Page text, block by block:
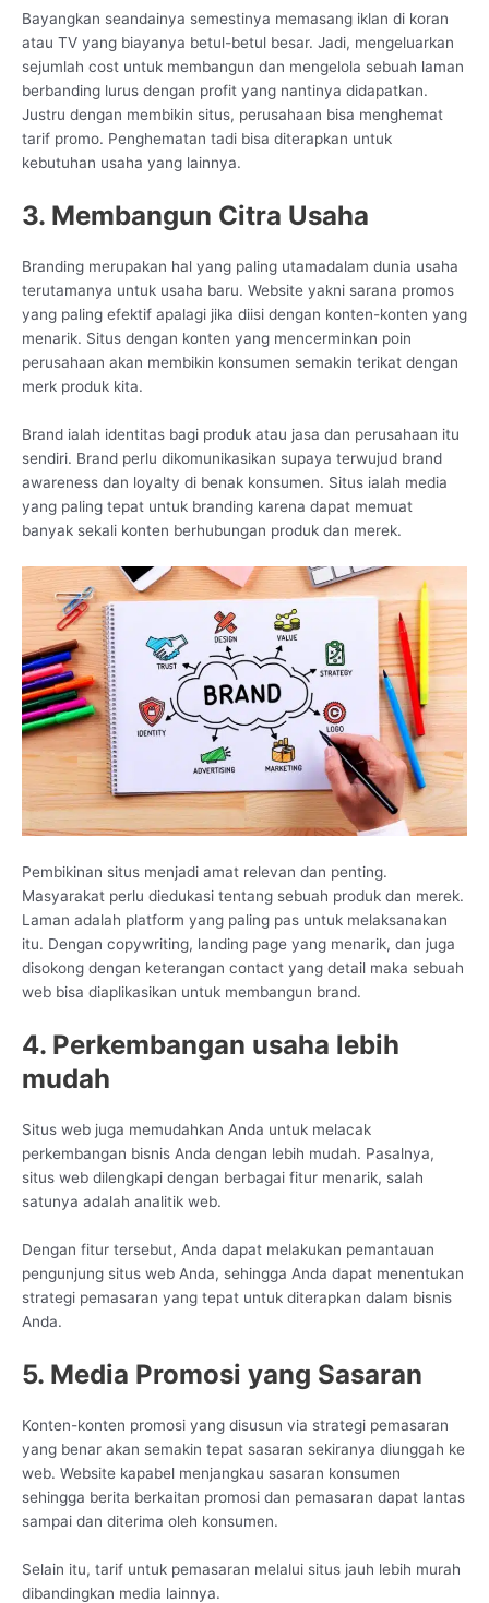
Bayangkan seandainya semestinya memasang iklan di koran
atau TV yang biayanya betul-betul besar. Jadi, mengeluarkan
sejumlah cost untuk membangun dan mengelola sebuah laman
berbanding lurus dengan profit yang nantinya didapatkan.
Justru dengan membikin situs, perusahaan bisa menghemat
tarif promo. Penghematan tadi bisa diterapkan untuk
kebutuhan usaha yang lainnya.
3. Membangun Citra Usaha
Branding merupakan hal yang paling utamadalam dunia usaha
terutamanya untuk usaha baru. Website yakni sarana promos
yang paling efektif apalagi jika diisi dengan konten-konten yang
menarik. Situs dengan konten yang mencerminkan poin
perusahaan akan membikin konsumen semakin terikat dengan
merk produk kita.
Brand ialah identitas bagi produk atau jasa dan perusahaan itu
sendiri. Brand perlu dikomunikasikan supaya terwujud brand
awareness dan loyalty di benak konsumen. Situs ialah media
yang paling tepat untuk branding karena dapat memuat
banyak sekali konten berhubungan produk dan merek.
Pembikinan situs menjadi amat relevan dan penting.
Masyarakat perlu diedukasi tentang sebuah produk dan merek.
Laman adalah platform yang paling pas untuk melaksanakan
itu. Dengan copywriting, landing page yang menarik, dan juga
disokong dengan keterangan contact yang detail maka sebuah
web bisa diaplikasikan untuk membangun brand.
4. Perkembangan usaha lebih
mudah
Situs web juga memudahkan Anda untuk melacak
perkembangan bisnis Anda dengan lebih mudah. Pasalnya,
situs web dilengkapi dengan berbagai fitur menarik, salah
satunya adalah analitik web.
Dengan fitur tersebut, Anda dapat melakukan pemantauan
pengunjung situs web Anda, sehingga Anda dapat menentukan
strategi pemasaran yang tepat untuk diterapkan dalam bisnis
Anda.
5. Media Promosi yang Sasaran
Konten-konten promosi yang disusun via strategi pemasaran
yang benar akan semakin tepat sasaran sekiranya diunggah ke
web. Website kapabel menjangkau sasaran konsumen
sehingga berita berkaitan promosi dan pemasaran dapat lantas
sampai dan diterima oleh konsumen.
Selain itu, tarif untuk pemasaran melalui situs jauh lebih murah
dibandingkan media lainnya.